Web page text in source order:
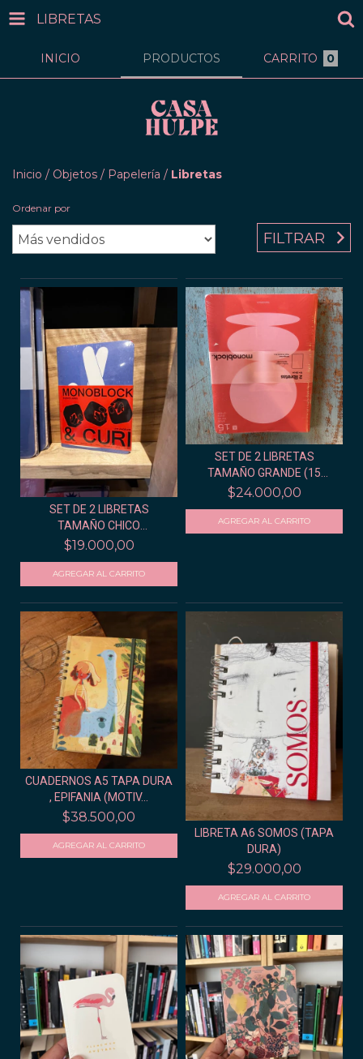
LIBRETAS
INICIO PRODUCTOS CARRITO 0
Inicio / Objetos / Papelería / Libretas
Ordenar por
FILTRAR
SET DE 2 LIBRETAS
TAMAÑO CHICO
(LECHUGAS...
$19.000,00
SET DE 2 LIBRETAS
TAMAÑO GRANDE (15
AÑOS...
$24.000,00
CUADERNOS A5 TAPA DURA
, EPIFANIA (MOTIV...
$38.500,00
LIBRETA A6 SOMOS (TAPA
DURA)
$29.000,00